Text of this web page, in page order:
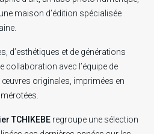
maison d’édition spécialisée
d’esthétiques et de générations
collaboration avec l’équipe de
œuvres originales, imprimées en
TCHIKEBE regroupe une sélection